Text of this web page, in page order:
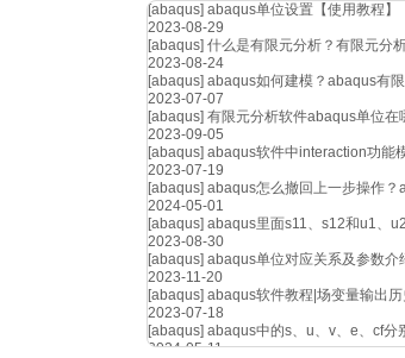
[abaqus] abaqus单位设置【使用教程】
2023-08-29
[abaqus] 什么是有限元分析？有限元分
2023-08-24
[abaqus] abaqus如何建模？abaqus有
2023-07-07
[abaqus] 有限元分析软件abaqus单位在
2023-09-05
[abaqus] abaqus软件中interaction功能
2023-07-19
[abaqus] abaqus怎么撤回上一步操作？
2024-05-01
[abaqus] abaqus里面s11、s12和u1、
2023-08-30
[abaqus] abaqus单位对应关系及参数介
2023-11-20
[abaqus] abaqus软件教程|场变量输出历
2023-07-18
[abaqus] abaqus中的s、u、v、e、cf分
2024-05-11